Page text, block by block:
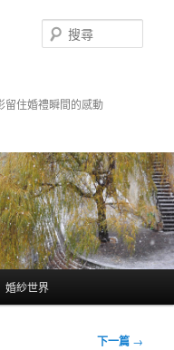
留住婚禮瞬間的感動
尋
婚紗世界
下一篇 →